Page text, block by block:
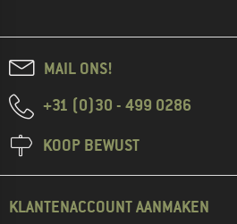
MAIL ONS!
+31 (0)30 - 499 0286
KOOP BEWUST
KLANTENACCOUNT AANMAKEN